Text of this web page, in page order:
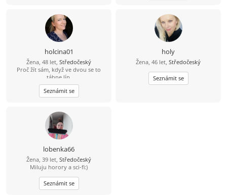
holcina01
Žena, 48 let, Středočeský
Proč žít sám, když ve dvou se to
táhne líp.
Seznámit se
holy
Žena, 46 let, Středočeský
Seznámit se
lobenka66
Žena, 39 let, Středočeský
Miluju horory a sci-fi:)
Seznámit se